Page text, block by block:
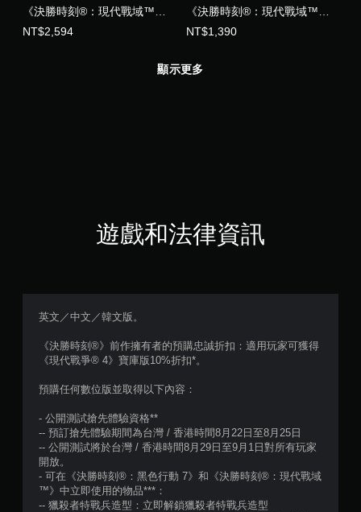
《決勝時刻®：現代戰域™》
點數 (中英韓文版)
NT$2,594
《決勝時刻®：現代戰域™》
點數 (中英韓文版)
NT$1,390
顯示更多
遊戲和法律資訊
英文／中文／韓文版。
《決勝時刻®》前作擁有者的預購忠誠折扣：適用玩家可獲得
《現代戰爭® 4》寶庫版10%折扣*。
預購任何數位版並取得以下內容：
- 公開測試搶先體驗資格**
-- 預訂搶先體驗期間為台灣 / 香港時間8月22日至8月25日
-- 公開測試將於台灣 / 香港時間8月29日至9月1日對所有玩家
開放。
- 可在《決勝時刻®：黑色行動 7》和《決勝時刻®：現代戰域
™》中立即使用的物品***：
-- 獵殺者特戰兵造型：立即解鎖獵殺者特戰兵造型